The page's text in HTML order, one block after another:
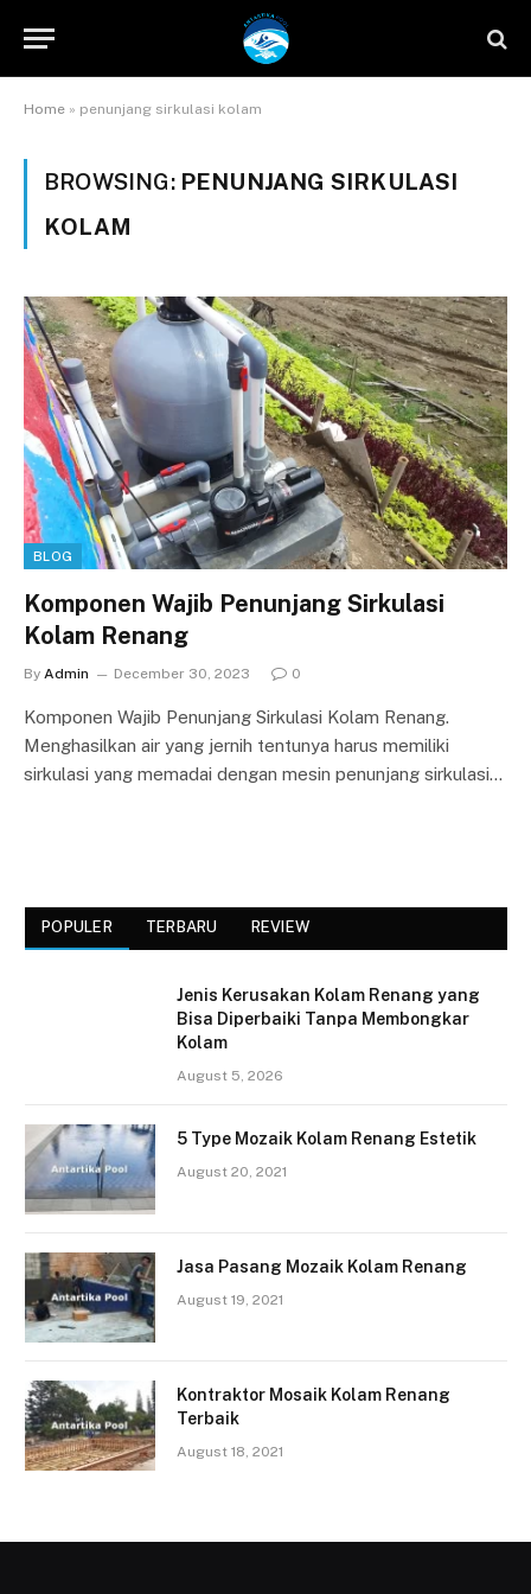
Home » penunjang sirkulasi kolam
BROWSING: PENUNJANG SIRKULASI
KOLAM
BLOG
Komponen Wajib Penunjang Sirkulasi
Kolam Renang
By Admin December 30, 2023 0
Komponen Wajib Penunjang Sirkulasi Kolam Renang.
Menghasilkan air yang jernih tentunya harus memiliki
sirkulasi yang memadai dengan mesin penunjang sirkulasi…
POPULER TERBARU REVIEW
Jenis Kerusakan Kolam Renang yang
Bisa Diperbaiki Tanpa Membongkar
Kolam
August 5, 2026
5 Type Mozaik Kolam Renang Estetik
August 20, 2021
Jasa Pasang Mozaik Kolam Renang
August 19, 2021
Kontraktor Mosaik Kolam Renang
Terbaik
August 18, 2021